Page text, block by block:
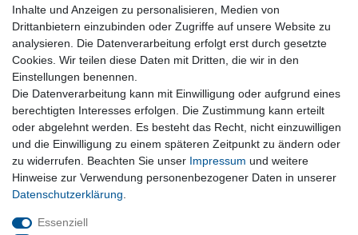
Kontakt
Warenkorb
Zur Kasse
Nützliches
Newsletter abmelden
Widerrufsformular
Vertrag Widerrufen
Rechtliches
Impressum
Wiederrufsrecht
Inhalte und Anzeigen zu personalisieren, Medien von
Drittanbietern einzubinden oder Zugriffe auf unsere Website zu
analysieren. Die Datenverarbeitung erfolgt erst durch gesetzte
Cookies. Wir teilen diese Daten mit Dritten, die wir in den
Einstellungen benennen.
Die Datenverarbeitung kann mit Einwilligung oder aufgrund eines
berechtigten Interesses erfolgen. Die Zustimmung kann erteilt
oder abgelehnt werden. Es besteht das Recht, nicht einzuwilligen
und die Einwilligung zu einem späteren Zeitpunkt zu ändern oder
zu widerrufen. Beachten Sie unser Impressum und weitere
Hinweise zur Verwendung personenbezogener Daten in unserer
Daten­schutz­erklärung
Essenziell